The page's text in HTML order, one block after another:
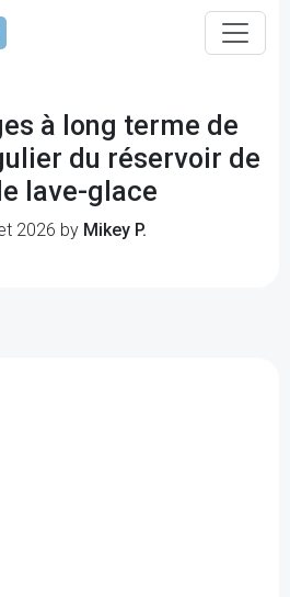
à long terme de
du réservoir de
lave-glace
2026 by Mikey P.